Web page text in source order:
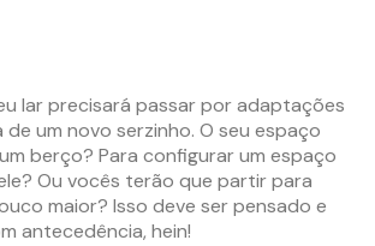
lar precisará passar por adaptações
um novo serzinho. O seu espaço
berço? Para configurar um espaço
Ou vocês terão que partir para
maior? Isso deve ser pensado e
antecedência, hein!